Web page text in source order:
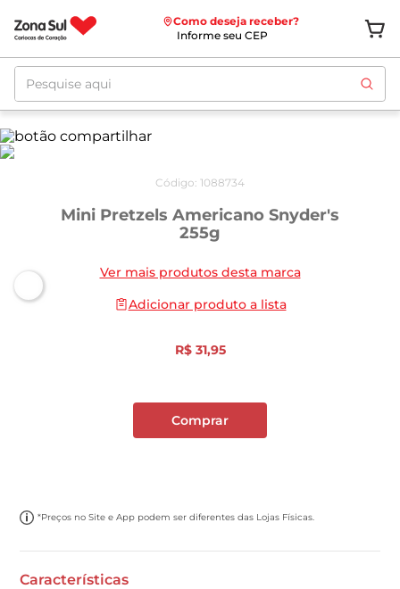
Como deseja receber?
Informe seu CEP
Pesquise aqui
Código: 1088734
Mini Pretzels Americano Snyder's
255g
Ver mais produtos desta marca
Adicionar produto a lista
R$ 31,95
Comprar
*Preços no Site e App podem ser diferentes das Lojas Físicas.
Características